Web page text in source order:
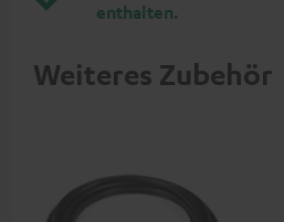
enthalten.
Weiteres Zubehör